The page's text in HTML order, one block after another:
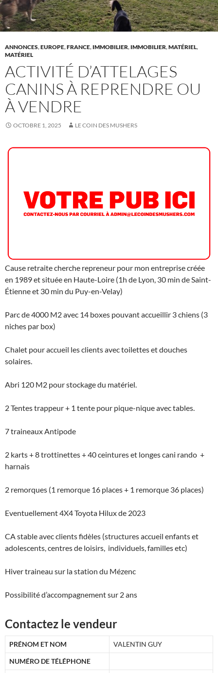
ANNONCES,EUROPE,FRANCE, IMMOBILIER, IMMOBILIER,MATÉRIEL,
MATÉRIEL
ACTIVITÉ D’ATTELAGES
CANINS À REPRENDRE OU
À VENDRE
OCTOBRE 1, 2025 LE COIN DES MUSHERS
Cause retraite cherche repreneur pour mon entreprise créée
en 1989 et située en Haute-Loire (1h de Lyon, 30 min de Saint-
Étienne et 30 min du Puy-en-Velay)
Parc de 4000 M2 avec 14 boxes pouvant accueillir 3 chiens (3
niches par box)
Chalet pour accueil les clients avec toilettes et douches
solaires.
Abri 120 M2 pour stockage du matériel.
2 Tentes trappeur + 1 tente pour pique-nique avec tables.
7 traineaux Antipode
2 karts + 8 trottinettes + 40 ceintures et longes cani rando +
harnais
2 remorques (1 remorque 16 places + 1 remorque 36 places)
Eventuellement 4X4 Toyota Hilux de 2023
CA stable avec clients fidèles (structures accueil enfants et
adolescents, centres de loisirs, individuels, familles etc)
Hiver traineau sur la station du Mézenc
Possibilité d’accompagnement sur 2 ans
Contactez le vendeur
PRÉNOM ET NOM VALENTIN GUY
NUMÉRO DE TÉLÉPHONE